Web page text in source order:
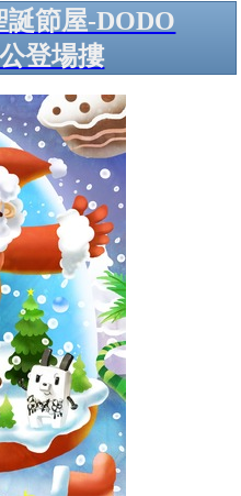
節屋-DODO
登場摟